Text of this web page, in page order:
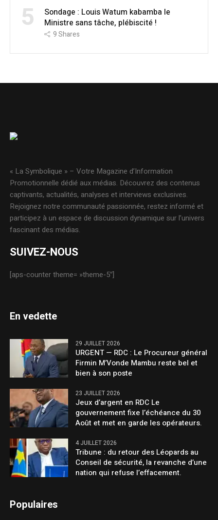
5
Sondage : Louis Watum kabamba le
Ministre sans tâche, plébiscité !
9Shares
« La Symbolique » – Votre Magazine d’Information
Promotionnelle dédié aux médias. Découvrez des contenus
captivants, actualités, analyses et interviews exclusives.
Rejoignez notre communauté passionnée, restez informé et
participez à un espace de discussion dynamique sur l’univers
fascinant des médias.
SUIVEZ-NOUS
[aps-counter theme= »theme-5″]
En vedette
29 JUILLET 2026
URGENT — RDC : Le Procureur général
Firmin M’Vonde Mambu reste bel et
bien à son poste
23 JUILLET 2026
Jeux d’argent en RDC Le
gouvernement fixe l’échéance du 30
Août et met en garde les opérateurs.
4 JUILLET 2026
Tribune : du retour des Léopards au
Conseil de sécurité, la revanche d’une
nation qui refuse l’effacement.
Populaires